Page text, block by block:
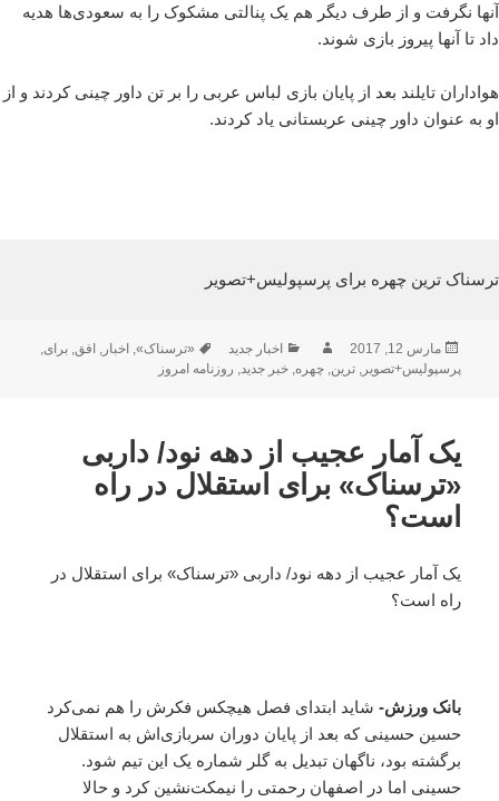
آنها نگرفت و از طرف دیگر هم یک پنالتی مشکوک را به سعودی‌ها هدیه
داد تا آنها پیروز بازی شوند.
هواداران تایلند بعد از پایان بازی لباس عربی را بر تن داور چینی کردند و از
او به عنوان داور چینی عربستانی یاد کردند.
ترسناک ترین چهره برای پرسپولیس+تصویر
ارسال
شده
مارس 12, 2017 نویسندهدسته‌ها
اخبار جدید برچسب‌ها
«ترسناک», اخبار, افق,برای,
پرسپولیس+تصویر,ترین,چهره,خبر جدید, روزنامه امروز
یک آمار عجیب از دهه نود/ داربی
«ترسناک» برای استقلال در راه
است؟
یک آمار عجیب از دهه نود/ داربی «ترسناک» برای استقلال در
راه است؟
بانک ورزش- شاید ابتدای فصل هیچکس فکرش را هم نمی‌کرد
حسین حسینی که بعد از پایان دوران سربازی‌اش به استقلال
برگشته بود، ناگهان تبدیل به گلر شماره یک این تیم شود.
حسینی اما در اصفهان رحمتی را نیمکت‌نشین کرد و حالا